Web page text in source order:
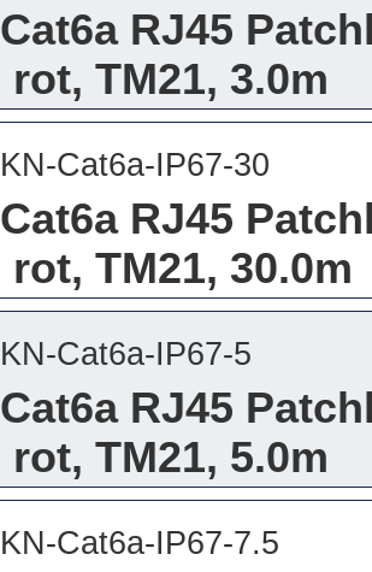
Cat6a RJ45
rot, TM21, 3.0m
KN-Cat6a-IP67-30
Cat6a RJ45
rot, TM21, 30.0m
KN-Cat6a-IP67-5
Cat6a RJ45
rot, TM21, 5.0m
KN-Cat6a-IP67-7.5